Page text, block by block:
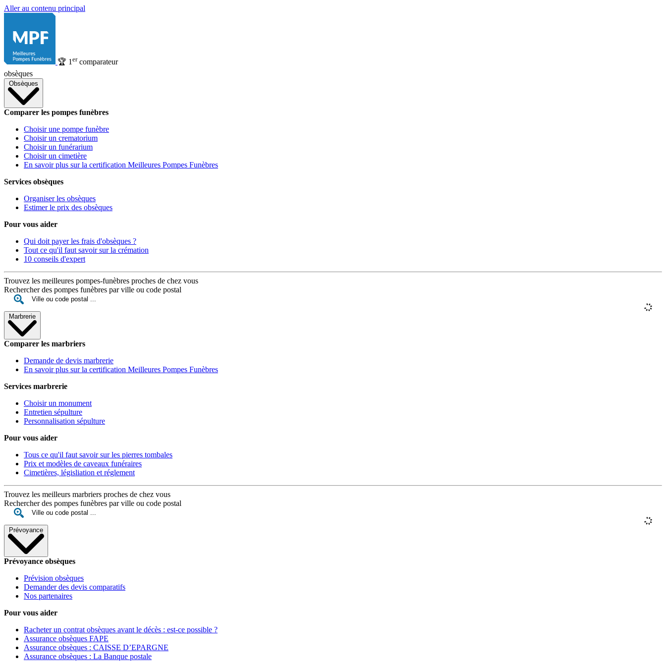
Aller au contenu principal
🏆 1 ercomparateur
obsèques
Obsèques
Comparer les pompes funèbres
Choisir une pompe funèbre
Choisir un crematorium
Choisir un funérarium
Choisir un cimetière
En savoir plus sur la certification Meilleures Pompes Funèbres
Services obsèques
Organiser les obsèques
Estimer le prix des obsèques
Pour vous aider
Qui doit payer les frais d'obsèques ?
Tout ce qu'il faut savoir sur la crémation
10 conseils d'expert
Trouvez les meilleures pompes-funèbres proches de chez vous
Rechercher des pompes funèbres par ville ou code postal
Marbrerie
Comparer les marbriers
Demande de devis marbrerie
En savoir plus sur la certification Meilleures Pompes Funèbres
Services marbrerie
Choisir un monument
Entretien sépulture
Personnalisation sépulture
Pour vous aider
Tous ce qu'il faut savoir sur les pierres tombales
Prix et modèles de caveaux funéraires
Cimetières, législiation et réglement
Trouvez les meilleurs marbriers proches de chez vous
Rechercher des pompes funèbres par ville ou code postal
Prévoyance
Prévoyance obsèques
Prévision obsèques
Demander des devis comparatifs
Nos partenaires
Pour vous aider
Racheter un contrat obsèques avant le décès : est-ce possible ?
Assurance obsèques FAPE
Assurance obsèques : CAISSE D’EPARGNE
Assurance obsèques : La Banque postale